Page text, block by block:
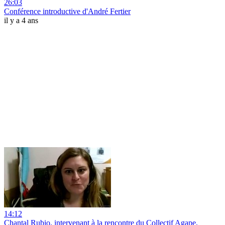
26:03
Conférence introductive d'André Fertier
il y a 4 ans
14:12
Chantal Rubio, intervenant à la rencontre du Collectif Agape,